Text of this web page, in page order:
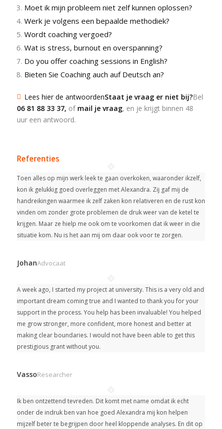
Moet ik mijn probleem niet zelf kunnen oplossen?
Werk je volgens een bepaalde methodiek?
Wordt coaching vergoed?
Wat is stress, burnout en overspanning?
Do you offer coaching sessions in English?
Bieten Sie Coaching auch auf Deutsch an?
Lees hier de antwoordenStaat je vraag er niet bij?Bel
06 81 88 33 37, of mail je vraag, en je krijgt binnen 48
uur een antwoord.
Referenties
Toen alles op mijn werk leek te gaan overkoken, waaronder ikzelf,
kon ik gelukkig goed overleggen met Alexandra. Zij gaf mij de
handreikingen waarmee ik zelf zaken kon relativeren en de rust kon
vinden om zonder grote problemen de druk weer van de ketel te
krijgen. Maar ze hielp me ook om te voorkomen dat ik weer in die
situatie kom. Nu is het aan mij om daar ook voor te zorgen.
JohanAdvocaat
A week ago, I started my project at university. This is a very old and
important dream coming true and I wanted to thank you for your
support in the process. You help has been invaluable! You helped
me grow stronger, more confident, more honest and better at
making clear boundaries. I would not have been able to get this
prestigious grant without you.
VassoResearcher
Ik ben ontzettend tevreden. Dit komt met name omdat ik echt
onder de indruk ben van hoe goed Alexandra mij kon helpen
mijzelf beter te begrijpen door heel kloppende analyses. En dit op